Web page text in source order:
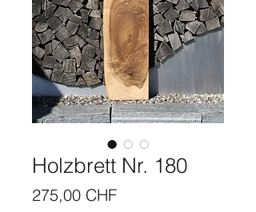
Holzbrett Nr. 180
275,00 CHFPreis